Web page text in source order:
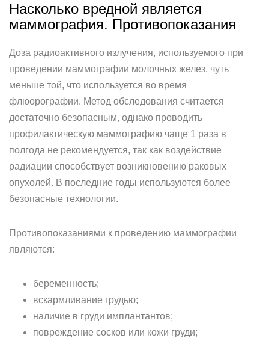
Насколько вредной является
маммография. Противопоказания
Доза радиоактивного излучения, используемого при
проведении маммографии молочных желез, чуть
меньше той, что используется во время
флюорографии. Метод обследования считается
достаточно безопасным, однако проводить
профилактическую маммографию чаще 1 раза в
полгода не рекомендуется, так как воздействие
радиации способствует возникновению раковых
опухолей. В последние годы используются более
безопасные технологии.
Противопоказаниями к проведению маммографии
являются:
беременность;
вскармливание грудью;
наличие в груди имплантантов;
повреждение сосков или кожи груди;